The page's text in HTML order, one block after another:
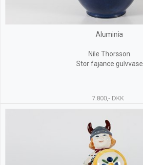
Aluminia
Nile Thorsson
Stor fajance gulvvase
7.800,- DKK